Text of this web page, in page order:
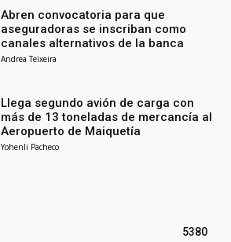
Abren convocatoria para que
aseguradoras se inscriban como
canales alternativos de la banca
Andrea Teixeira
Llega segundo avión de carga con
más de 13 toneladas de mercancía al
Aeropuerto de Maiquetía
Yohenli Pacheco
5380